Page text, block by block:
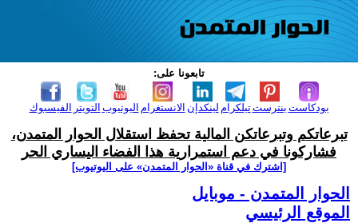
تابعونا على:
الفيسبوك التويتر اليوتيوب الانستغرام لينكدإن تيلكرامبنترست بودكاست
تبرعاتكم وتبرعاتكن المالية تحفظ استقلال الحوار المتمدن،
فشاركونا في دعم استمرارية هذا الفضاء اليساري الحر
[اشترك في قناة ‫«الحوار المتمدن» على اليوتيوب]
الحوار المتمدن - موبايل
الموقع الرئيسي